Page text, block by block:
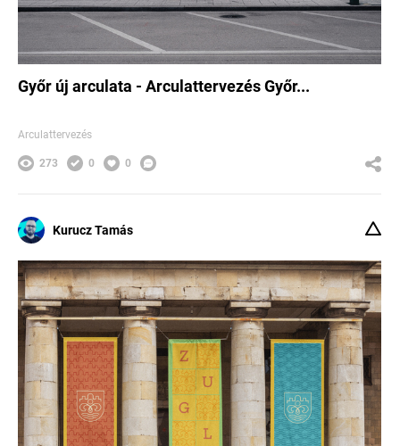
Győr új arculata - Arculattervezés Győr...
Arculattervezés
273 0 0
Kurucz Tamás